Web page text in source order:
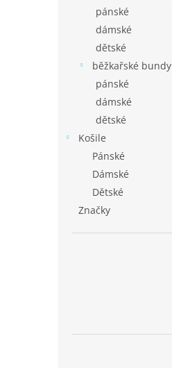
pánské
dámské
dětské
běžkařské bundy
pánské
dámské
dětské
Košile
Pánské
Dámské
Dětské
Značky